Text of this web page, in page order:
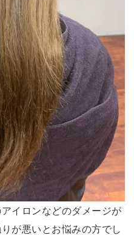
イロンなどのダメージが
が悪いとお悩みの方でし